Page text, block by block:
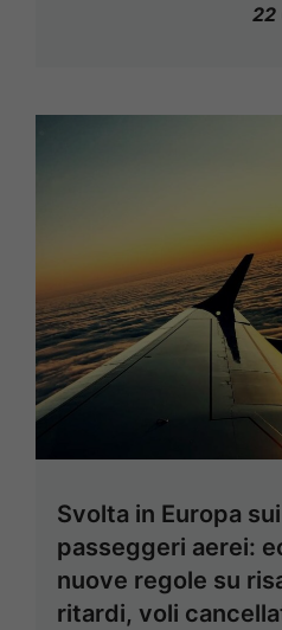
22
Svolta in Europa
passeggeri aerei:
nuove regole su
ritardi, voli